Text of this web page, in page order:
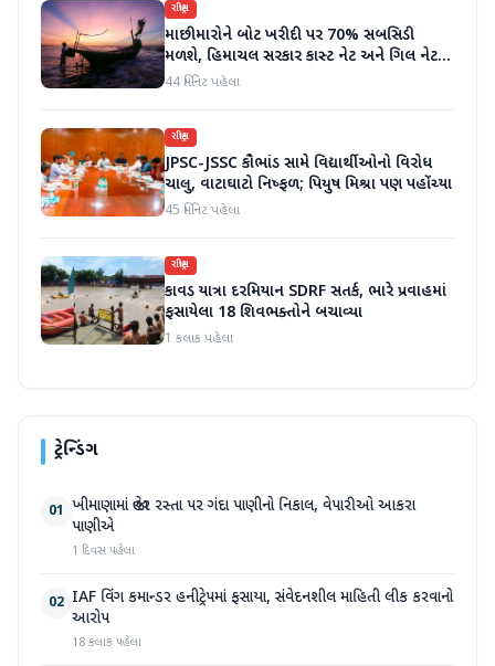
રાષ્ટ્રીય
માછીમારોને બોટ ખરીદી પર 70% સબસિડી
મળશે, હિમાચલ સરકાર કાસ્ટ નેટ અને ગિલ નેટ
પર 90% સબસિડી આપશે
44 મિનિટ પહેલા
રાષ્ટ્રીય
JPSC-JSSC કૌભાંડ સામે વિદ્યાર્થીઓનો વિરોધ
ચાલુ, વાટાઘાટો નિષ્ફળ; પિયુષ મિશ્રા પણ પહોંચ્યા
45 મિનિટ પહેલા
રાષ્ટ્રીય
કાવડ યાત્રા દરમિયાન SDRF સતર્ક, ભારે પ્રવાહમાં
ફસાયેલા 18 શિવભક્તોને બચાવ્યા
1 કલાક પહેલા
ટ્રેન્ડિંગ
01 ખીમાણામાં જાહેર રસ્તા પર ગંદા પાણીનો નિકાલ, વેપારીઓ આકરા
પાણીએ
1 દિવસ પહેલા
02 IAF વિંગ કમાન્ડર હનીટ્રેપમાં ફસાયા, સંવેદનશીલ માહિતી લીક કરવાનો
આરોપ
18 કલાક પહેલા